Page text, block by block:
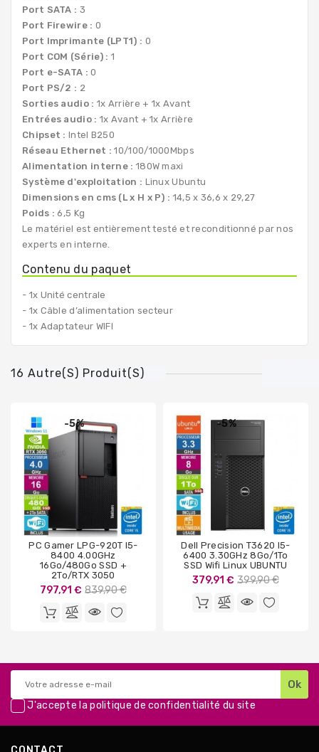
Port SATA : 3
Port Firewire : 0
Port Imprimante (LPT1) : 0
Port COM (Série) : 1
Port e-SATA : 0
Port PS/2 : 2
Sorties audio : 1x Arrière + 1x Avant
Entrées audio : 1x Avant + 1x Arrière
Chipset : Intel B250
Réseau Ethernet :10/100/1000Mbps
Alimentation interne : 180W maxi
Système d'exploitation : Linux Ubuntu
Dimensions en cms (L x H x P) : 14,5 x 36,6 x 29,27
Poids : 6,5 Kg
Le matériel est entièrement testé et reconditionné par nos
experts en interne.
Contenu du paquet
- 1x Unité centrale
- 1x Câble d’alimentation secteur
- 1x Adaptateur WIFI
16 Autre(s) Produit(s)
-5%
PC Gamer LPG-920T I5-
8400 4.00GHz
16Go/480Go SSD +
2To/RTX 3050
797,91 € Prix
base
839,90 €
-5%
Dell Precision T3620 I5-
6400 3.30GHz 8Go/1To
SSD Wifi Linux UBUNTU
379,91 € Prix
base
399,90 €
J'accepte lapolitique de confidentialité du site